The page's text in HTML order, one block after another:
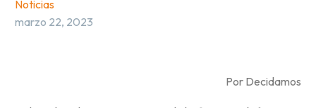
Noticias
marzo 22, 2023
Por Decidamos